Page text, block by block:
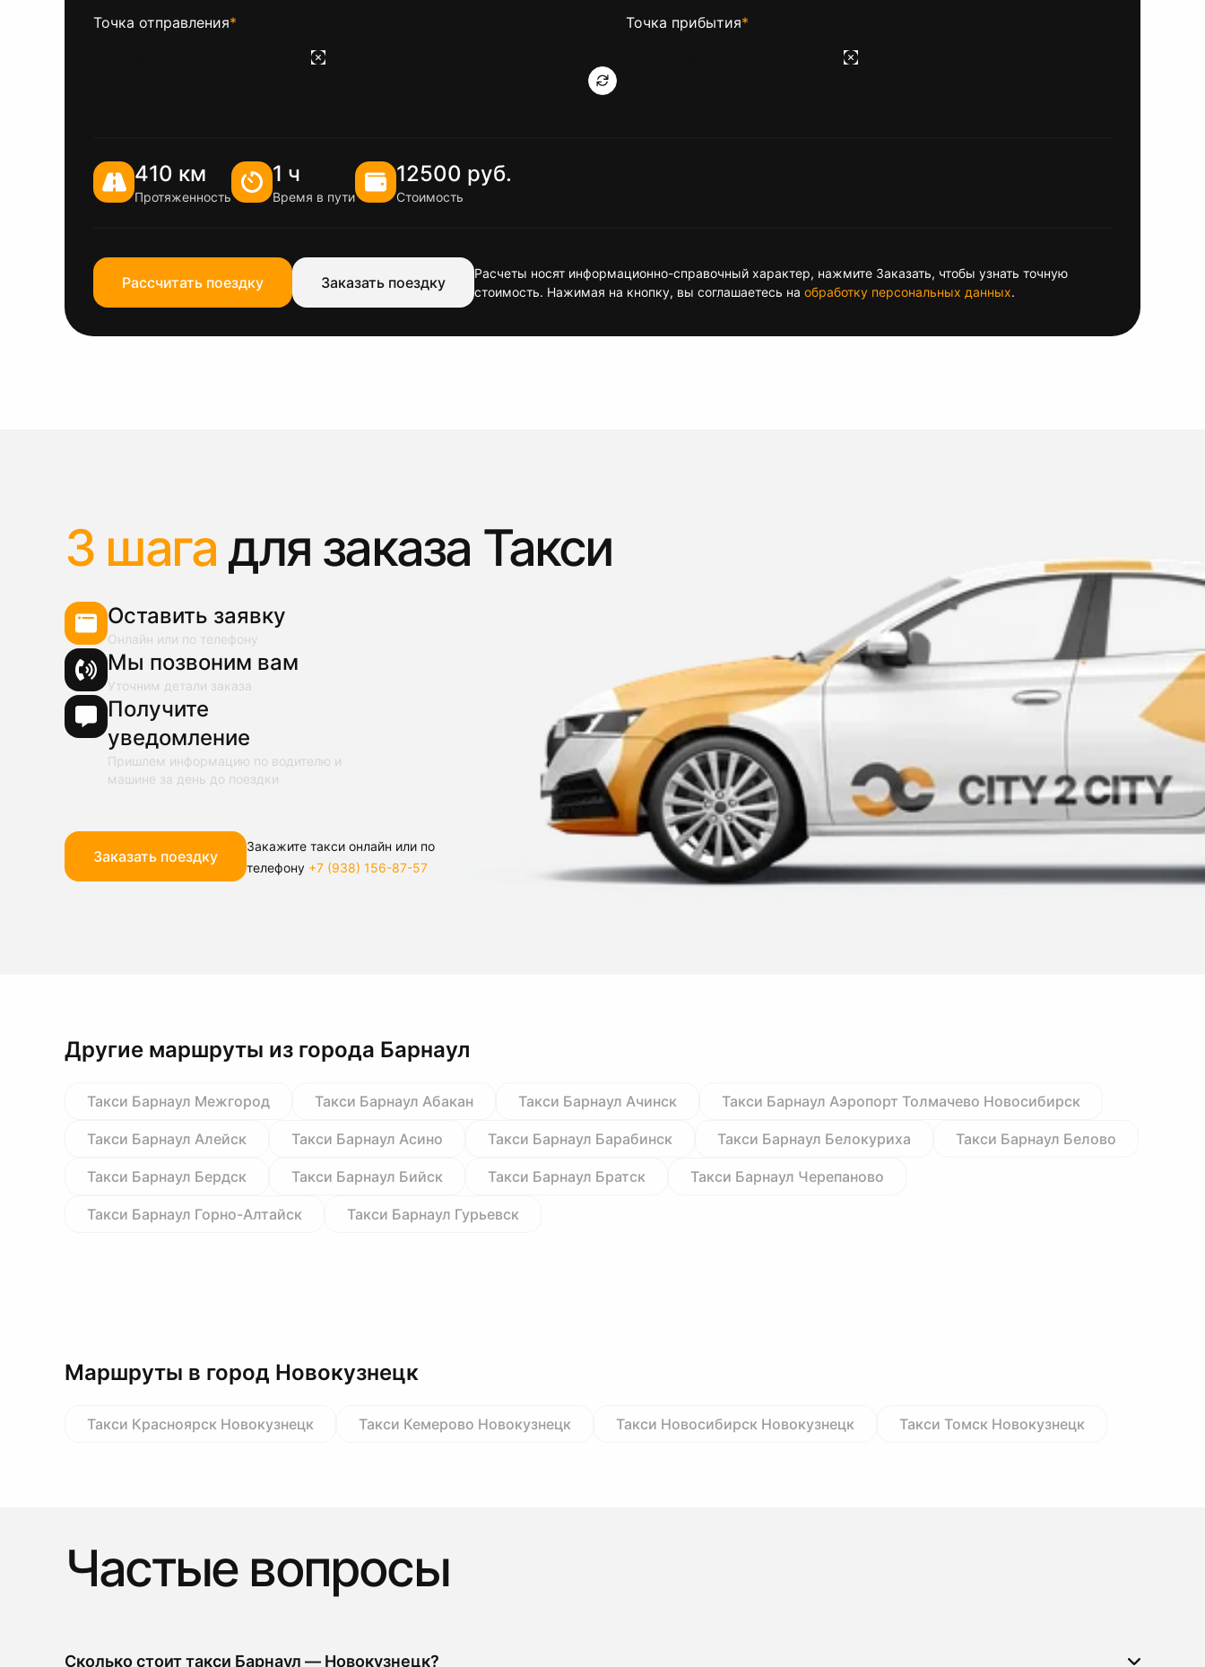
Точка отправления* Точка прибытия*
410 км
Протяженность
1 ч
Время в пути
12500 руб.
Стоимость
Рассчитать поездку Заказать поездку
Расчеты носят информационно-справочный характер, нажмите Заказать, чтобы узнать точную
стоимость. Нажимая на кнопку, вы соглашаетесь на обработку персональных данных.
3 шага для заказа Такси
Оставить заявку
Онлайн или по телефону
Мы позвоним вам
Уточним детали заказа
Получите
уведомление
Пришлем информацию по водителю и
машине за день до поездки
Заказать поездку
Закажите такси онлайн или по
телефону +7 (938) 156-87-57
Другие маршруты из города Барнаул
Такси Барнаул Межгород Такси Барнаул Абакан Такси Барнаул Ачинск Такси Барнаул Аэропорт Толмачево Новосибирск
Такси Барнаул Алейск Такси Барнаул Асино Такси Барнаул Барабинск Такси Барнаул Белокуриха Такси Барнаул Белово
Такси Барнаул Бердск Такси Барнаул Бийск Такси Барнаул Братск Такси Барнаул Черепаново
Такси Барнаул Горно-Алтайск Такси Барнаул Гурьевск
Маршруты в город Новокузнецк
Такси Красноярск Новокузнецк Такси Кемерово Новокузнецк Такси Новосибирск Новокузнецк Такси Томск Новокузнецк
Частые вопросы
Сколько стоит такси Барнаул — Новокузнецк?